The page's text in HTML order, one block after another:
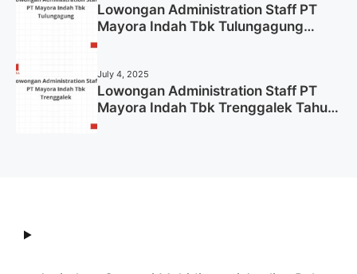
Lowongan Administration Staff PT
Mayora Indah Tbk Tulungagung
July 4, 2025
Lowongan Administration Staff PT
Mayora Indah Tbk Trenggalek Tahun